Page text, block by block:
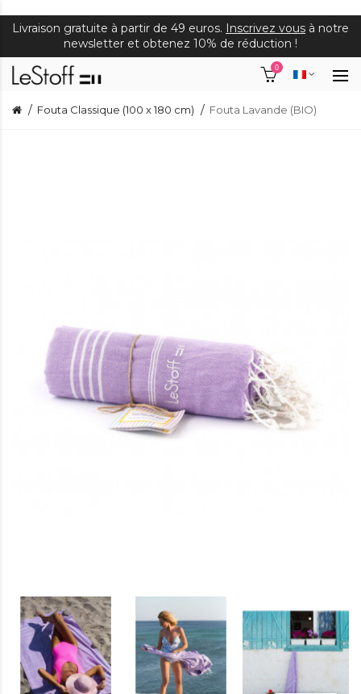
Livraison gratuite à partir de 49 euros. Inscrivez vous à notre
newsletter et obtenez 10% de réduction !
0
Fouta Classique (100 x 180 cm) Fouta Lavande (BIO)